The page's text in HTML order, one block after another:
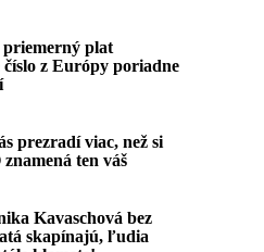
plat
číslo z Európy poriadne
prezradí viac, než si
ten váš
Kavaschová bez
skapínajú, ľudia